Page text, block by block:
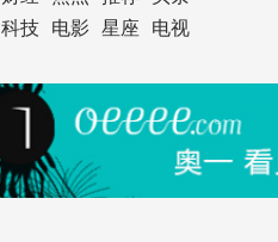
科技 电影 星座 电视